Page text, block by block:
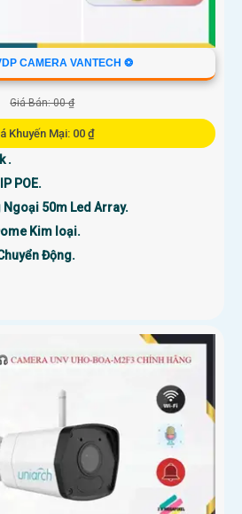
CAMERA VANTECH ❂
Giá Bán: 00 ₫
Khuyến Mại: 00 ₫
.
IP POE.
Ngoại 50m Led Array.
Kim loại.
Động.